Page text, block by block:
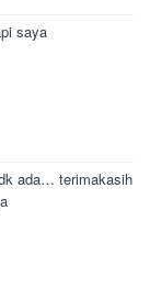
saya
ada… terimakasih